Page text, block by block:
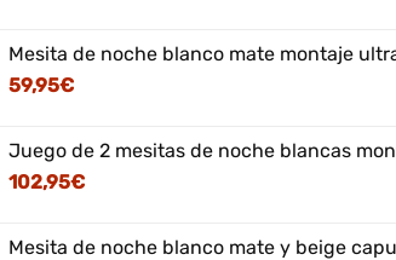
Mesita de noche blanco mate montaje
59,95€
Juego de 2 mesitas de noche blancas
102,95€
Mesita de noche blanco mate y beige